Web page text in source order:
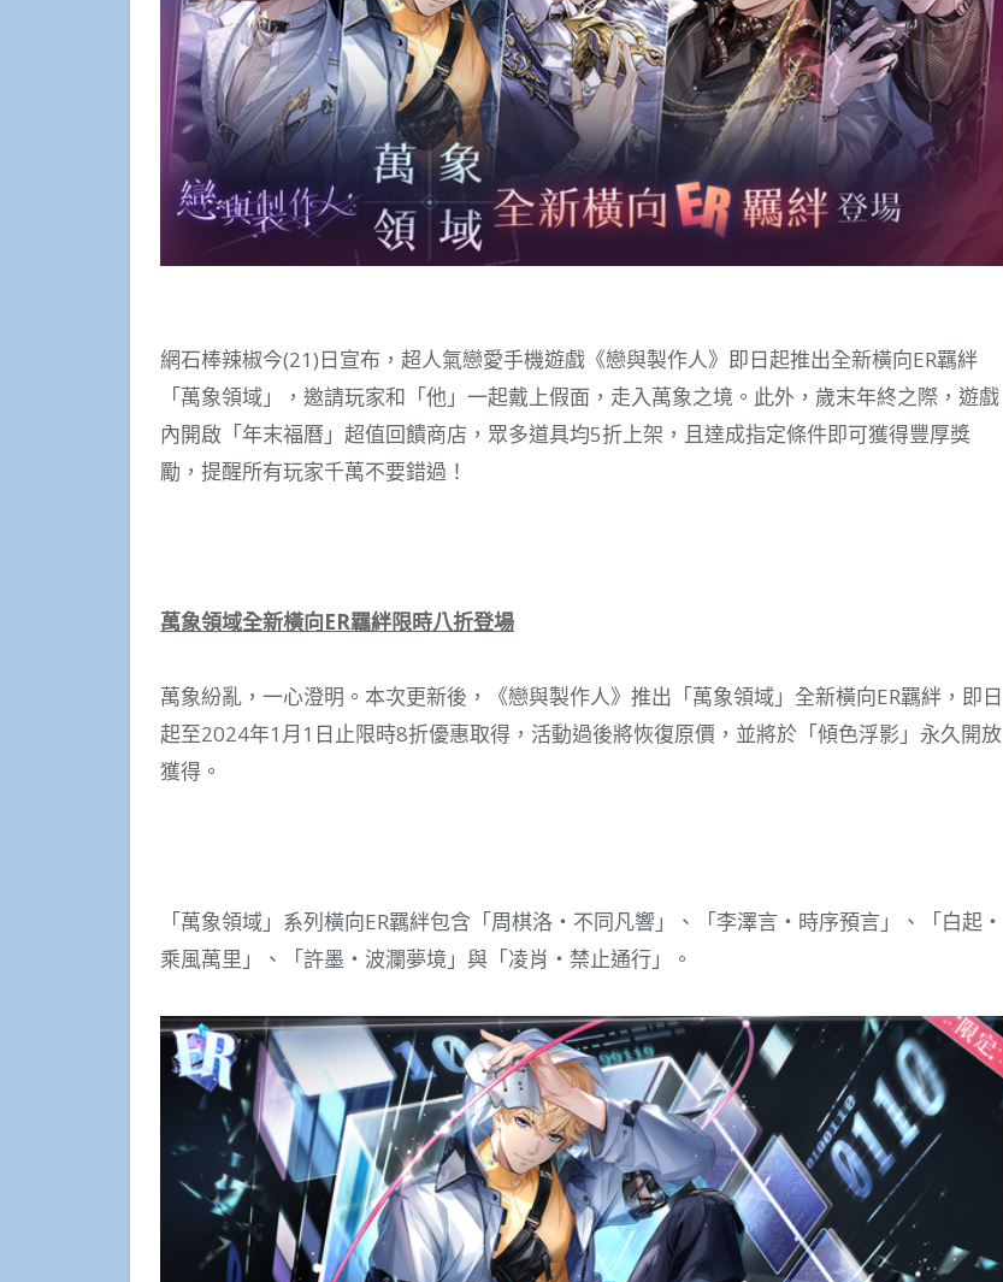
網石棒辣椒今(21)日宣布，超人氣戀愛手機遊戲《戀與製作人》即日起推出全新橫向ER羈絆
「萬象領域」，邀請玩家和「他」一起戴上假面，走入萬象之境。此外，歲末年終之際，遊戲
內開啟「年末福曆」超值回饋商店，眾多道具均5折上架，且達成指定條件即可獲得豐厚獎
勵，提醒所有玩家千萬不要錯過！
萬象領域全新橫向ER羈絆限時八折登場
萬象紛亂，一心澄明。本次更新後，《戀與製作人》推出「萬象領域」全新橫向ER羈絆，即日
起至2024年1月1日止限時8折優惠取得，活動過後將恢復原價，並將於「傾色浮影」永久開放
獲得。
「萬象領域」系列橫向ER羈絆包含「周棋洛・不同凡響」、「李澤言・時序預言」、「白起・
乘風萬里」、「許墨・波瀾夢境」與「凌肖・禁止通行」。